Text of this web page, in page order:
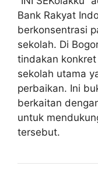
Bank Rakyat
berkonsentrasi
sekolah. Di
tindakan
sekolah utama
perbaikan. Ini
berkaitan
untuk
tersebut.